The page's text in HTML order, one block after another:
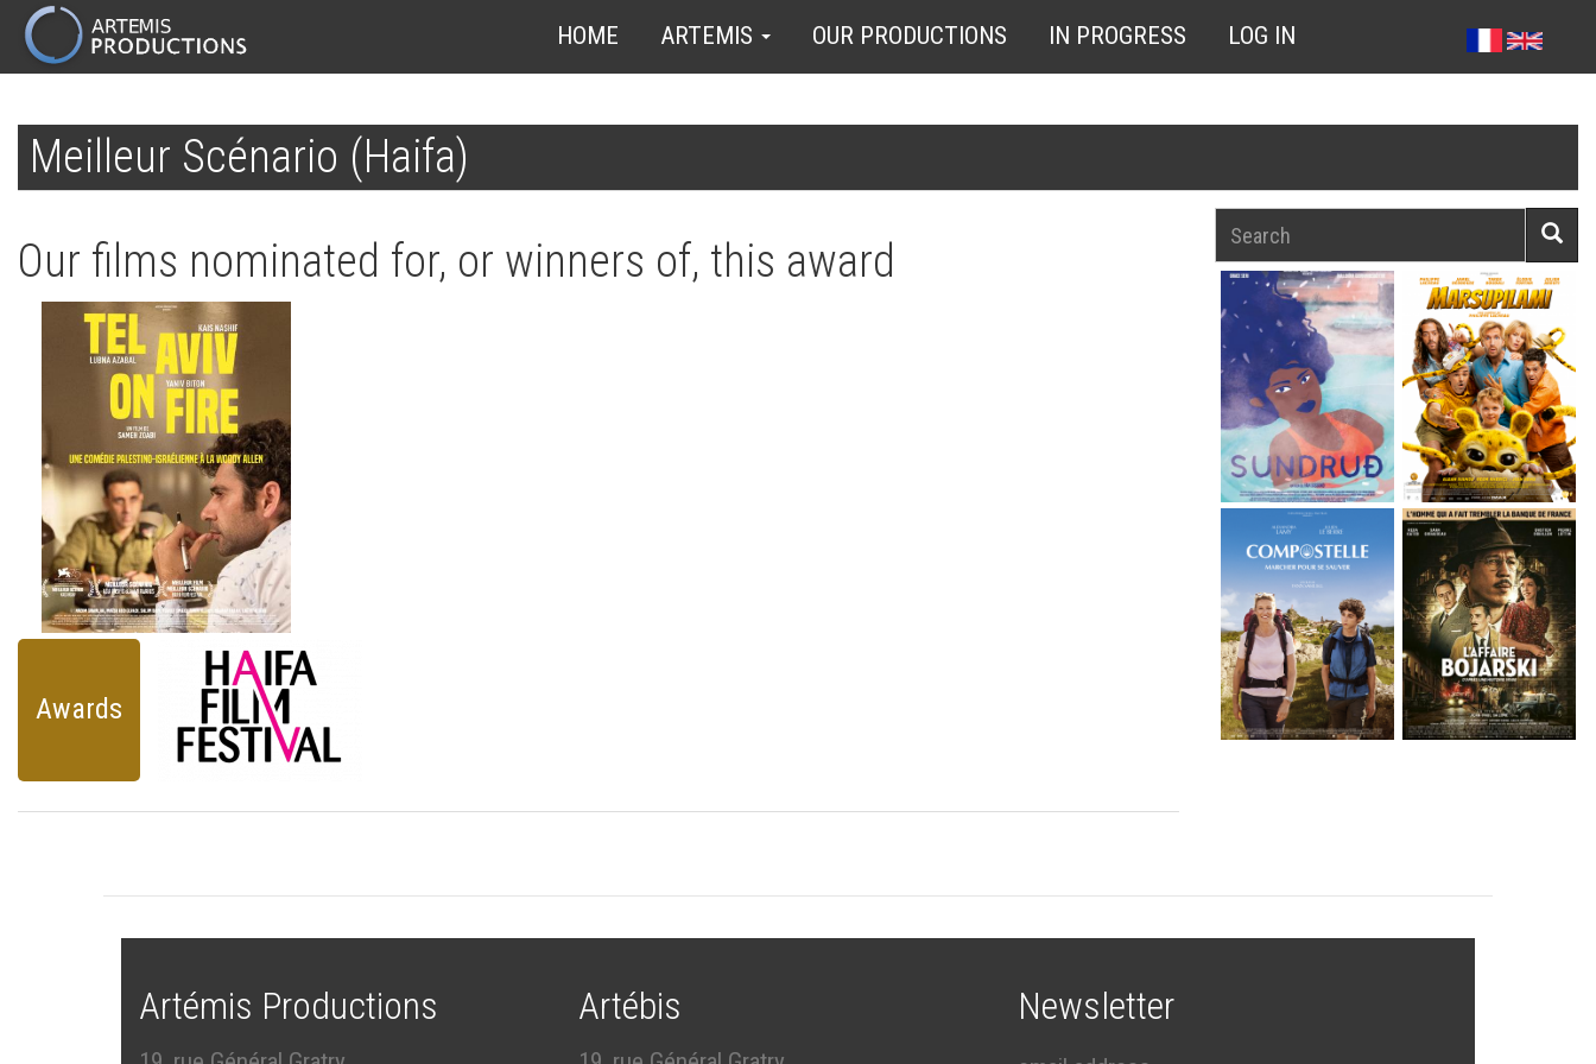
main
content
MAIN
NAVIGATION
HOME ARTEMIS OUR PRODUCTIONS IN PROGRESS LOG IN
Meilleur Scénario (Haifa)
Our films nominated for, or winners of, this award
Awards
Artémis Productions Artébis Newsletter